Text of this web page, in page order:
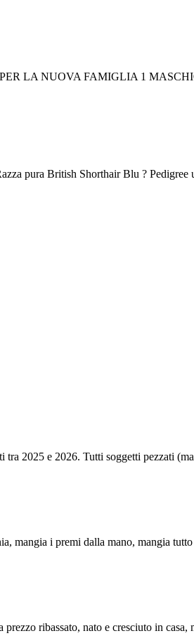
LA NUOVA FAMIGLIA 1
pura British Shorthair Blu ? Pedigree
2025 e 2026. Tutti soggetti pezzati
mangia i premi dalla mano, mangia
ribassato, nato e cresciuto in casa,